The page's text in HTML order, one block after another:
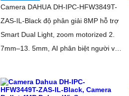
Camera DAHUA DH-IPC-HFW3849T-
ZAS-IL-Black độ phân giải 8MP hỗ trợ
Smart Dual Light, zoom motorized 2.
7mm–13. 5mm, AI phân biệt người và